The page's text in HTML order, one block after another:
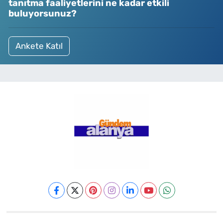
tanıtma faaliyetlerini ne kadar etkili
buluyorsunuz?
Ankete Katıl